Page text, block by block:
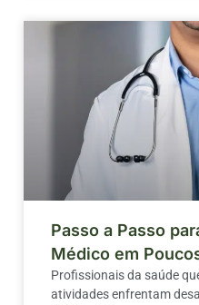
Passo a Passo
Médico em
Profissionais da saúde
atividades enfrentam